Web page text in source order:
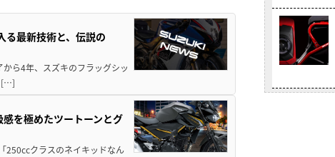
る最新技術と、伝説の
ら4年、スズキのフラッグシッ
[…]
を極めたツートーンとグ
250ccクラスのネイキッドなん